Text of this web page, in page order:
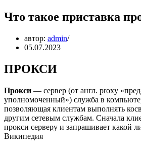
Что такое приставка
автор: admin
05.07.2023
ПРОКСИ
Прокси — сервер (от англ. proxy
уполномоченный») служба в
позволяющая клиентам выполнять
другим сетевым службам. Сначала
прокси серверу и запрашивает какой
Википедия